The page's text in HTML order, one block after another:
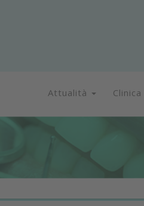
Attualità Clinica